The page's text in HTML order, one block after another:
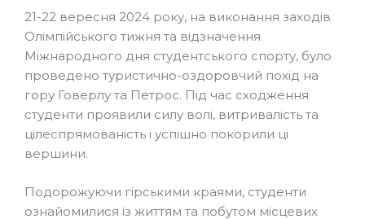
21-22 вересня 2024 року, на виконання заходів
Олімпійського тижня та відзначення
Міжнародного дня студентського спорту, було
проведено туристично-оздоровчий похід на
гору Говерлу та Петрос. Під час сходження
студенти проявили силу волі, витривалість та
цілеспрямованість і успішно покорили ці
вершини.
Подорожуючи гірськими краями, студенти
ознайомилися із життям та побутом місцевих